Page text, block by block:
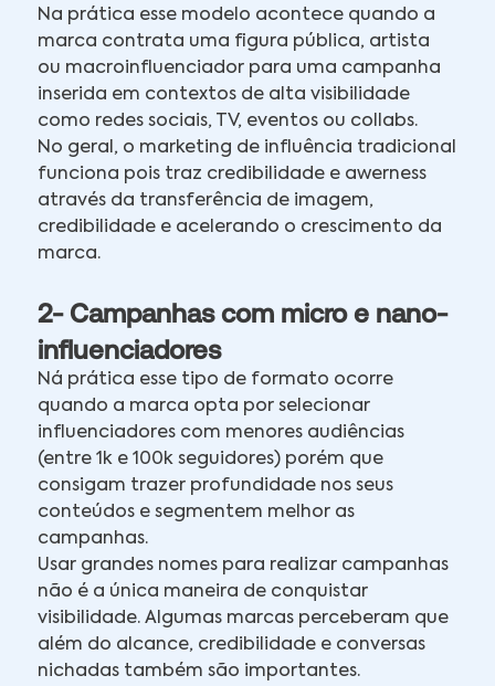
Na prática esse modelo acontece quando a
marca contrata uma figura pública, artista
ou macroinfluenciador para uma campanha
inserida em contextos de alta visibilidade
como redes sociais, TV, eventos ou collabs.
No geral, o marketing de influência tradicional
funciona pois traz credibilidade e awerness
através da transferência de imagem,
credibilidade e acelerando o crescimento da
marca.
2- Campanhas com micro e nano-
influenciadores
Ná prática esse tipo de formato ocorre
quando a marca opta por selecionar
influenciadores com menores audiências
(entre 1k e 100k seguidores) porém que
consigam trazer profundidade nos seus
conteúdos e segmentem melhor as
campanhas.
Usar grandes nomes para realizar campanhas
não é a única maneira de conquistar
visibilidade. Algumas marcas perceberam que
além do alcance, credibilidade e conversas
nichadas também são importantes.